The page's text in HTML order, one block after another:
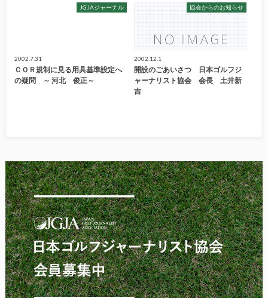
JGJAジャーナル
2002.7.31
ＣＯＲ規制に見る用具基準設定へ
の疑問 ～ 河北 俊正～
協会からのお知らせ
2002.12.1
開設のごあいさつ 日本ゴルフジ
ャーナリスト協会 会長 土井新
吉